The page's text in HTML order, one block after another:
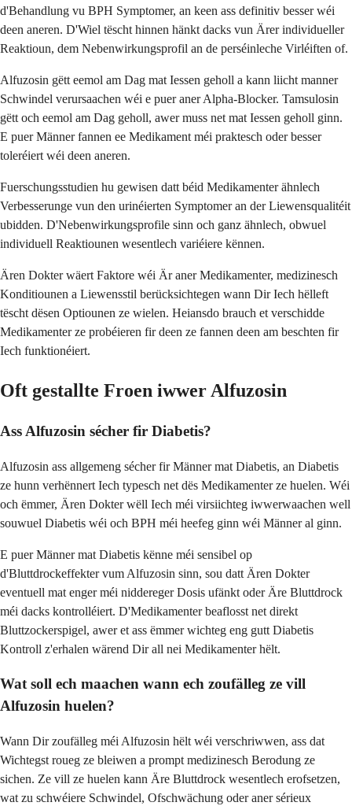
d'Behandlung vu BPH Symptomer, an keen ass definitiv besser wéi
deen aneren. D'Wiel tëscht hinnen hänkt dacks vun Ärer individueller
Reaktioun, dem Nebenwirkungsprofil an de perséinleche Virléiften of.
Alfuzosin gëtt eemol am Dag mat Iessen geholl a kann liicht manner
Schwindel verursaachen wéi e puer aner Alpha-Blocker. Tamsulosin
gëtt och eemol am Dag geholl, awer muss net mat Iessen geholl ginn.
E puer Männer fannen ee Medikament méi praktesch oder besser
toleréiert wéi deen aneren.
Fuerschungsstudien hu gewisen datt béid Medikamenter ähnlech
Verbesserunge vun den urinéierten Symptomer an der Liewensqualitéit
ubidden. D'Nebenwirkungsprofile sinn och ganz ähnlech, obwuel
individuell Reaktiounen wesentlech variéiere kënnen.
Ären Dokter wäert Faktore wéi Är aner Medikamenter, medizinesch
Konditiounen a Liewensstil berücksichtegen wann Dir Iech hëlleft
tëscht dësen Optiounen ze wielen. Heiansdo brauch et verschidde
Medikamenter ze probéieren fir deen ze fannen deen am beschten fir
Iech funktionéiert.
Oft gestallte Froen iwwer Alfuzosin
Ass Alfuzosin sécher fir Diabetis?
Alfuzosin ass allgemeng sécher fir Männer mat Diabetis, an Diabetis
ze hunn verhënnert Iech typesch net dës Medikamenter ze huelen. Wéi
och ëmmer, Ären Dokter wëll Iech méi virsiichteg iwwerwaachen well
souwuel Diabetis wéi och BPH méi heefeg ginn wéi Männer al ginn.
E puer Männer mat Diabetis kënne méi sensibel op
d'Bluttdrockeffekter vum Alfuzosin sinn, sou datt Ären Dokter
eventuell mat enger méi niddereger Dosis ufänkt oder Äre Bluttdrock
méi dacks kontrolléiert. D'Medikamenter beaflosst net direkt
Bluttzockerspigel, awer et ass ëmmer wichteg eng gutt Diabetis
Kontroll z'erhalen wärend Dir all nei Medikamenter hëlt.
Wat soll ech maachen wann ech zoufälleg ze vill
Alfuzosin huelen?
Wann Dir zoufälleg méi Alfuzosin hëlt wéi verschriwwen, ass dat
Wichtegst roueg ze bleiwen a prompt medizinesch Berodung ze
sichen. Ze vill ze huelen kann Äre Bluttdrock wesentlech erofsetzen,
wat zu schwéiere Schwindel, Ofschwächung oder aner sérieux